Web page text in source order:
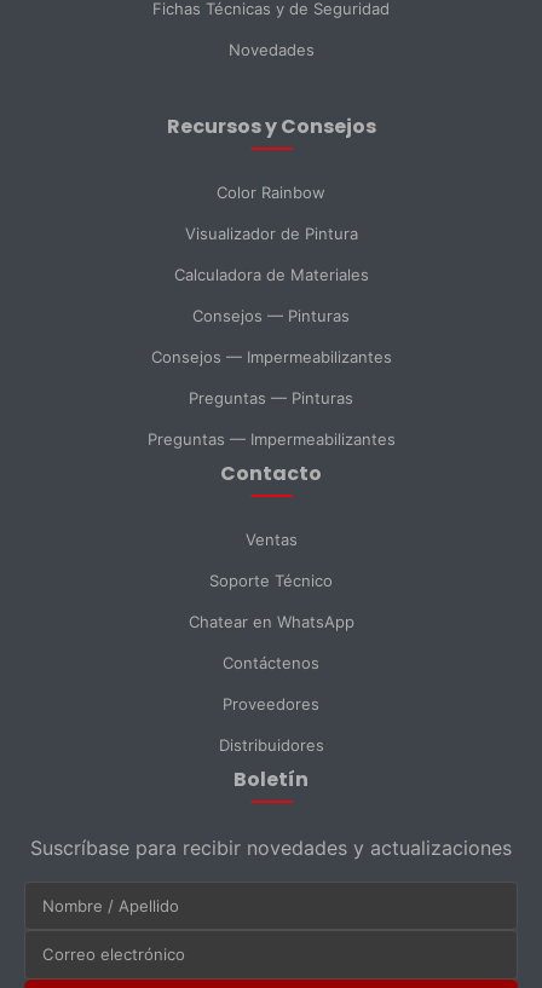
SELECCIONAR DEPARTAMENTO
Soporte Técnico Compras
Consulta General
Enviar Mensaje
Fichas Técnicas y de Seguridad
Novedades
Recursos y Consejos
Color Rainbow
Visualizador de Pintura
Calculadora de Materiales
Consejos — Pinturas
Consejos — Impermeabilizantes
Preguntas — Pinturas
Preguntas — Impermeabilizantes
Contacto
Ventas
Soporte Técnico
Chatear en WhatsApp
Contáctenos
Proveedores
Distribuidores
Boletín
Suscríbase para recibir novedades y actualizaciones